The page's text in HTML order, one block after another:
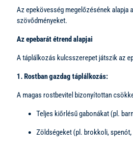
Az epekövesség megelőzésének
szövődményeket.
Az epebarát étrend alapjai
A táplálkozás kulcsszerepet játszik az
1. Rostban gazdag táplálkozás:
A magas rostbevitel bizonyítottan
Teljes kiőrlésű gabonákat (pl.
Zöldségeket (pl. brokkoli,